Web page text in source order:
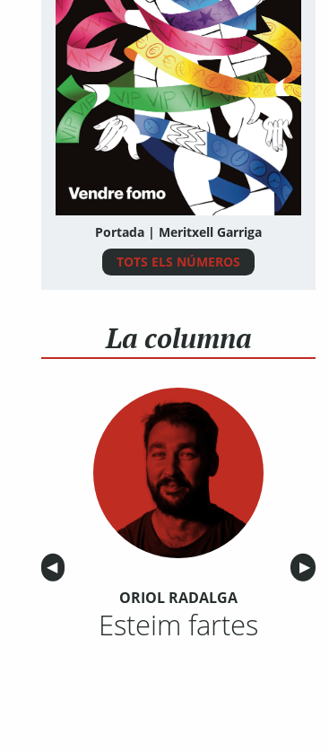
Portada | Meritxell Garriga
TOTS ELS NÚMEROS
La columna
Anterior
◀︎ ▶︎
ORIOL RADALGA
Esteim fartes